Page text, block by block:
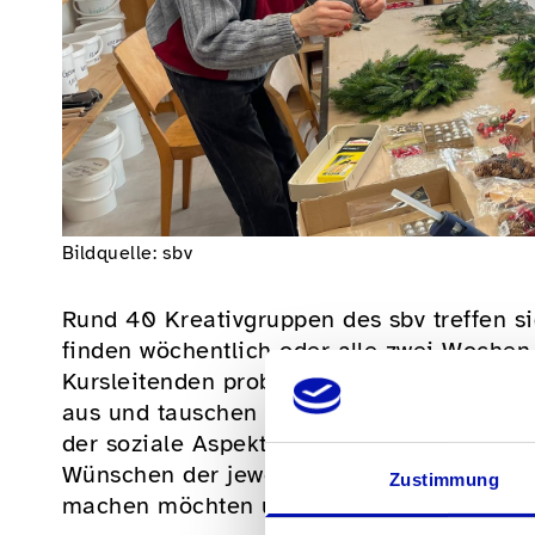
Zustimmung
Bildquelle: sbv
Rund 40 Kreativgruppen des sbv treffen
finden wöchentlich oder alle zwei
Kursleitenden probieren die Mitglieder
aus und tauschen sich aus. Freude und
der soziale Aspekt kommt nicht zu kurz.
Wünschen der jeweiligen Mitglieder
machen möchten und wie viel